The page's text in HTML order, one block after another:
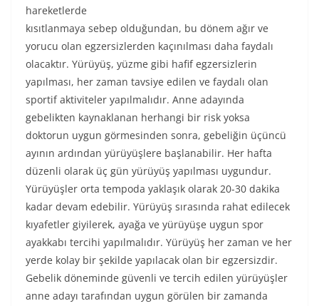
hareketlerde
kısıtlanmaya sebep olduğundan, bu dönem ağır ve
yorucu olan egzersizlerden kaçınılması daha faydalı
olacaktır. Yürüyüş, yüzme gibi hafif egzersizlerin
yapılması, her zaman tavsiye edilen ve faydalı olan
sportif aktiviteler yapılmalıdır. Anne adayında
gebelikten kaynaklanan herhangi bir risk yoksa
doktorun uygun görmesinden sonra, gebeliğin üçüncü
ayının ardından yürüyüşlere başlanabilir. Her hafta
düzenli olarak üç gün yürüyüş yapılması uygundur.
Yürüyüşler orta tempoda yaklaşık olarak 20-30 dakika
kadar devam edebilir. Yürüyüş sırasında rahat edilecek
kıyafetler giyilerek, ayağa ve yürüyüşe uygun spor
ayakkabı tercihi yapılmalıdır. Yürüyüş her zaman ve her
yerde kolay bir şekilde yapılacak olan bir egzersizdir.
Gebelik döneminde güvenli ve tercih edilen yürüyüşler
anne adayı tarafından uygun görülen bir zamanda